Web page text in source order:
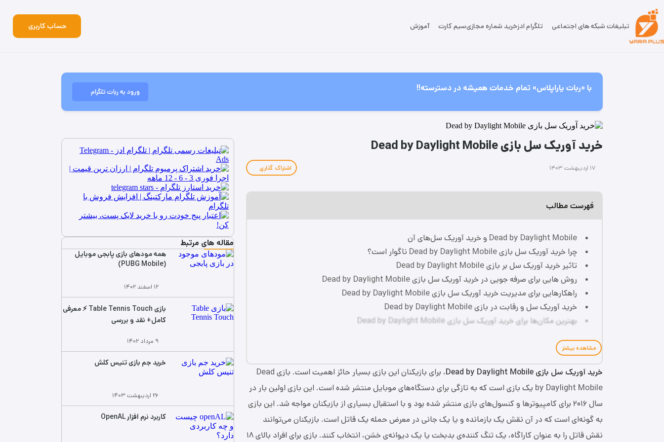
تبلیغات شبکه های اجتماعی تلگرام ادزخرید شماره مجازیسیم کارت آموزش حساب کاربری
با «ربات یاراپلاس» تمام خدمات همیشه در دسترسته!! ورود به ربات تلگرام
خرید آوریک سل بازی Dead by Daylight Mobile
۱۷ اردیبهشت ۱۴۰۳ اشتراک گذاری
فهرست مطالب
Dead by Daylight Mobile و خرید آوریک سل‌های آن
چرا خرید آوریک سل بازی Dead by Daylight Mobile ناگوار است؟
تاثیر خرید آوریک سل بر بازی Dead by Daylight Mobile
روش هایی برای صرفه جویی در خرید آوریک سل بازی Dead by Daylight Mobile
راهکارهایی برای مدیریت خرید آوریک سل بازی Dead by Daylight Mobile
خرید آوریک سل و رقابت در بازی Dead by Daylight Mobile
بهترین مکان‌ها برای خرید آوریک سل بازی Dead by Daylight Mobile
مشاهده بیشتر
خرید آوریک سل بازی Dead by Daylight Mobile
، برای بازیکنان این بازی بسیار حائز اهمیت است. بازی Dead
by Daylight Mobile یک بازی است که به تازگی برای دستگاه‌های موبایل منتشر شده است. این بازی اولین بار در
سال ۲۰۱۶ برای کامپیوترها و کنسول‌های بازی منتشر شده بود و با استقبال بسیاری از بازیکنان مواجه شد. این بازی
به گونه‌ای است که در آن نقش یک بازمانده و یا یک جانی در معرض حمله یک قاتل است. بازیکنان می‌توانند
نقش قاتل را به عنوان کاراگاه، یک تنگ کننده‌ی بدبخت یا یک دیوانه‌ی خشن، انتخاب کنند. بازی برای افراد بالای ۱۸
مقاله های مرتبط
همه مودهای بازی پابجی موبایل
(PUBG Mobile)
۱۲ اسفند ۱۴۰۲
بازی Table Tennis Touch ⚡ معرفی
کامل+ نقد و بررسی
۹ مرداد ۱۴۰۲
خرید جم بازی تنیس کلش
۲۶ اردیبهشت ۱۴۰۳
کاربرد نرم افزار OpenAL